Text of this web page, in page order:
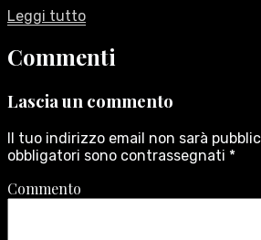
Leggi tutto
Commenti
Lascia un commento
Il tuo indirizzo email non sarà
obbligatori sono contrassegnati *
Commento